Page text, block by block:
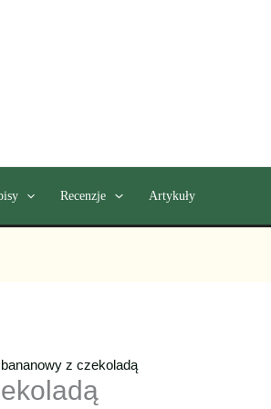
Recenzje Artykuły
z czekoladą